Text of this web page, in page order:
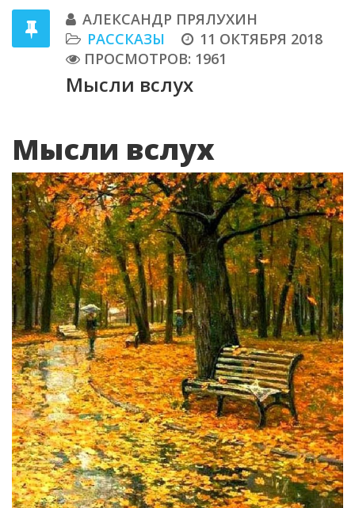
АЛЕКСАНДР ПРЯЛУХИН
РАССКАЗЫ
11 ОКТЯБРЯ 2018
ПРОСМОТРОВ: 1961
Мысли вслух
Мысли вслух